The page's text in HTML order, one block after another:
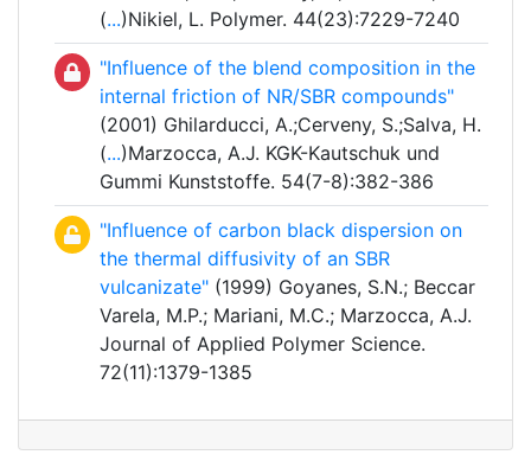
(...)Nikiel, L. Polymer. 44(23):7229-7240
"Influence of the blend composition in the
internal friction of NR/SBR compounds"
(2001) Ghilarducci, A.;Cerveny, S.;Salva, H.
(...)Marzocca, A.J. KGK-Kautschuk und
Gummi Kunststoffe. 54(7-8):382-386
"Influence of carbon black dispersion on
the thermal diffusivity of an SBR
vulcanizate" (1999) Goyanes, S.N.; Beccar
Varela, M.P.; Mariani, M.C.; Marzocca, A.J.
Journal of Applied Polymer Science.
72(11):1379-1385